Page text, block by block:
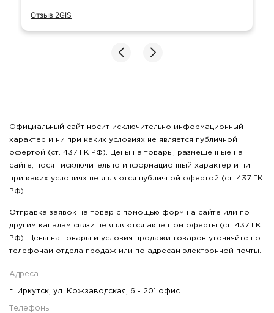
Отзыв 2GIS
Официальный сайт носит исключительно информационный
характер и ни при каких условиях не является публичной
офертой (ст. 437 ГК РФ). Цены на товары, размещенные на
сайте, носят исключительно информационный характер и ни
при каких условиях не являются публичной офертой (ст. 437 ГК
РФ).
Отправка заявок на товар с помощью форм на сайте или по
другим каналам связи не являются акцептом оферты (ст. 437 ГК
РФ). Цены на товары и условия продажи товаров уточняйте по
телефонам отдела продаж или по адресам электронной почты.
Адреса
г. Иркутск, ул. Кожзаводская, 6 - 201 офис
Телефоны